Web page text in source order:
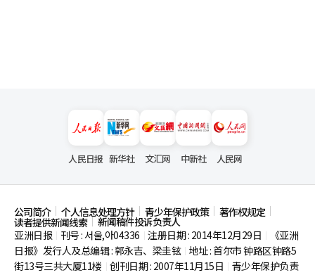
人民日报 新华社 文汇网 中新社 人民网
公司简介 个人信息处理方针 青少年保护政策 著作权规定
读者提供新闻线索
新闻稿件投诉负责人
亚洲日报
刊号 : 서울,아04336 注册日期 : 2014年12月29日
《亚洲
日报》发行人及总编辑 : 郭永吉、梁圭铉 地址 : 首尔市钟路区钟路5
街13号三共大厦11楼 创刊日期 : 2007年11月15日
青少年保护负责